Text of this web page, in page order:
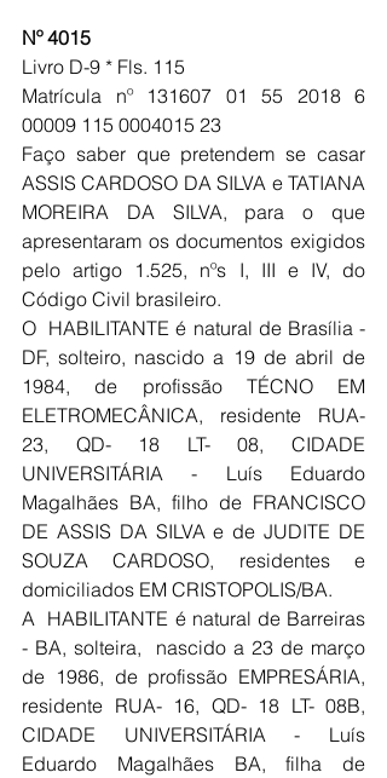
Nº 4015
Livro D-9 * Fls. 115
Matrícula nº 131607 01 55 2018 6
00009 115 0004015 23
Faço saber que pretendem se casar
ASSIS CARDOSO DA SILVA e TATIANA
MOREIRA DA SILVA, para o que
apresentaram os documentos exigidos
pelo artigo 1.525, nºs I, III e IV, do
Código Civil brasileiro.
O  HABILITANTE é natural de Brasília -
DF, solteiro, nascido a 19 de abril de
1984, de profissão TÉCNO EM
ELETROMECÂNICA, residente RUA-
23, QD- 18 LT- 08, CIDADE
UNIVERSITÁRIA - Luís Eduardo
Magalhães BA, filho de FRANCISCO
DE ASSIS DA SILVA e de JUDITE DE
SOUZA CARDOSO, residentes e
domiciliados EM CRISTOPOLIS/BA.
A  HABILITANTE é natural de Barreiras
- BA, solteira,  nascido a 23 de março
de 1986, de profissão EMPRESÁRIA,
residente RUA- 16, QD- 18 LT- 08B,
CIDADE UNIVERSITÁRIA - Luís
Eduardo Magalhães BA, filha de